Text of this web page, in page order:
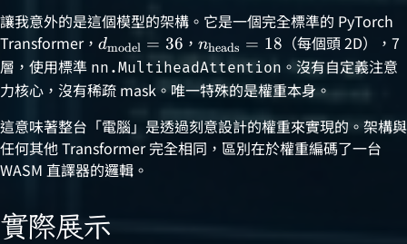
讓我意外的是這個模型的架構。它是一個完全標準的 PyTorch
Transformer， \relax
d_{\text{model}}
= 36
dmodel = 36 ， \relax
n_{\text{heads}}
= 18
nheads = 18 （每個頭 2D），7
層，使用標準 nn.MultiheadAttention 。沒有自定義注意
力核心，沒有稀疏 mask。唯一特殊的是權重本身。
這意味著整台「電腦」是透過刻意設計的權重來實現的。架構與
任何其他 Transformer 完全相同，區別在於權重編碼了一台
WASM 直譯器的邏輯。
實際展示